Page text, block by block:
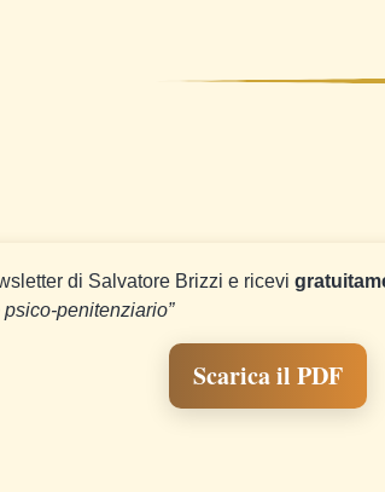
di Salvatore Brizzi e ricevi
penitenziario”
Scarica il PDF